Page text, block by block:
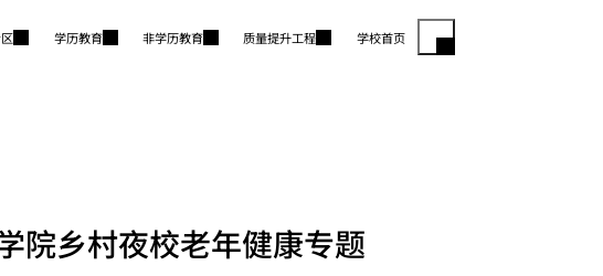
学历教育 非学历教育 质量提升工程 学校首页
院乡村夜校老年健康专题